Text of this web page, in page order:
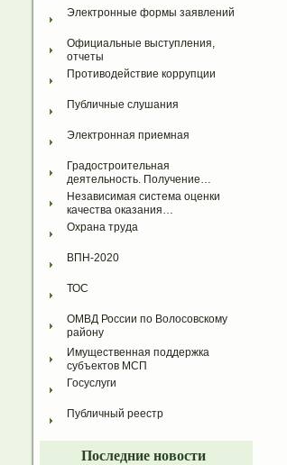
Электронные формы заявлений
Официальные выступления,
отчеты
Противодействие коррупции
Публичные слушания
Электронная приемная
Градостроительная
деятельность. Получение…
Независимая система оценки
качества оказания…
Охрана труда
ВПН-2020
ТОС
ОМВД России по Волосовскому
району
Имущественная поддержка
субъектов МСП
Госуслуги
Публичный реестр
Последние новости